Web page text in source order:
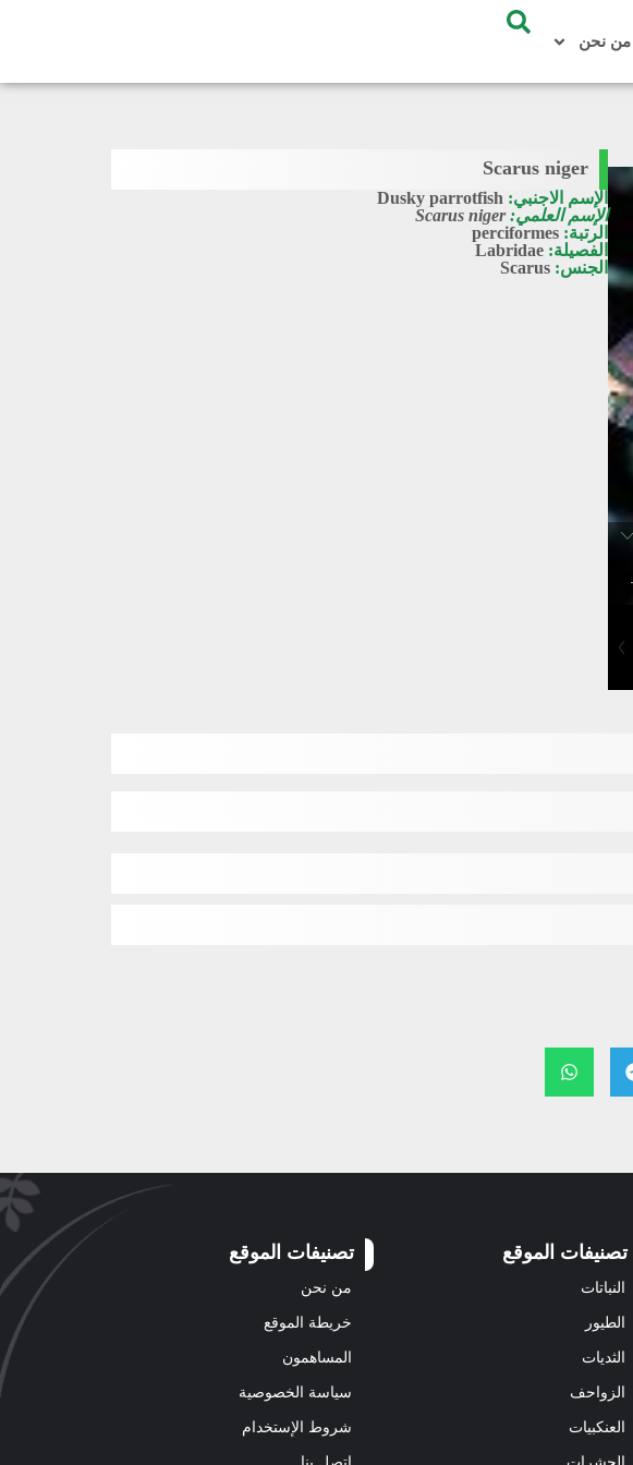
من نحن
Scarus niger
الإسم الاجنبي: Dusky parrotfish
الإسم العلمي:Scarus niger
الرتبة: perciformes
الفصيلة: Labridae
الجنس: Scarus
تصنيفات الموقع
النباتات
الطيور
الثديات
الزواحف
العنكبيات
تصنيفات الموقع
من نحن
خريطة الموقع
المساهمون
سياسة الخصوصية
شروط الإستخدام